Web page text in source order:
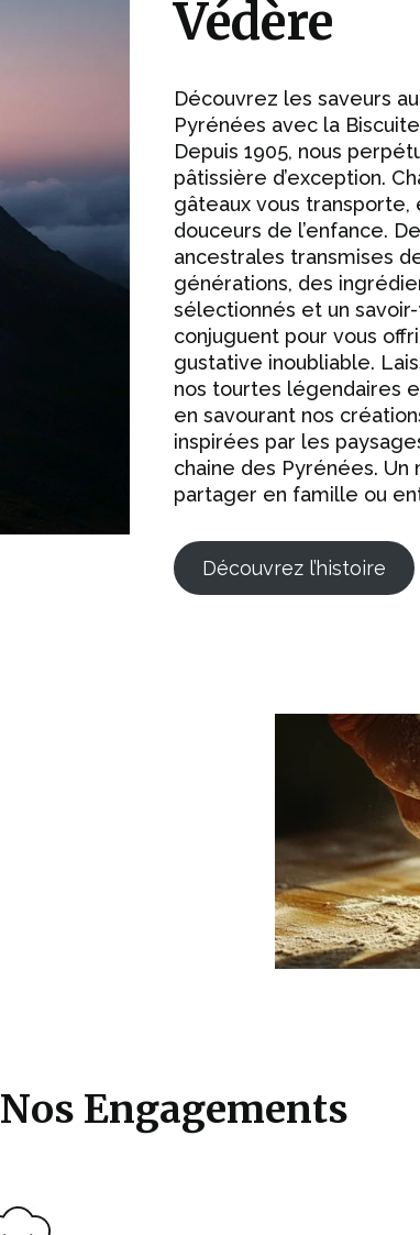
Védère
Découvrez les saveurs
Pyrénées avec la
Depuis 1905, nous
pâtissière d’exception.
gâteaux vous transporte,
douceurs de l’enfance.
ancestrales transmises
générations, des
sélectionnés et un
conjuguent pour vous
gustative inoubliable.
nos tourtes légendaires
en savourant nos
inspirées par les
chaine des Pyrénées.
partager en famille ou
Découvrez l’histoire
Nos Engagements